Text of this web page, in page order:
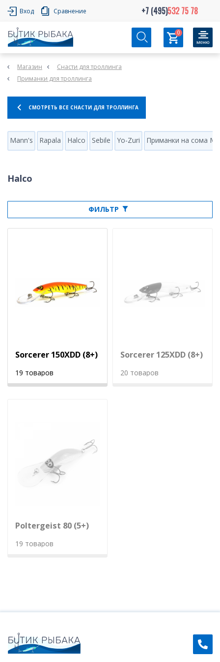
Вход Сравнение +7 (495)532 75 78
0
Магазин
Снасти для троллинга
Приманки для троллинга
СМОТРЕТЬ ВСЕ СНАСТИ ДЛЯ ТРОЛЛИНГА
Mann's Rapala Halco Sebile Yo-Zuri Приманки на сома
Halco
ФИЛЬТР
Sorcerer 150XDD (8+)
19 товаров
Sorcerer 125XDD (8+)
20 товаров
Poltergeist 80 (5+)
19 товаров